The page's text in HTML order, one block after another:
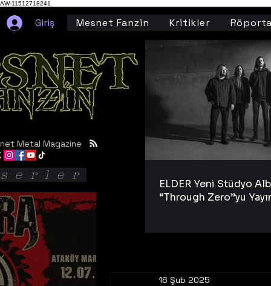
AW-11512718241
Giriş Mesnet Fanzin Kritikler
16 Şub 2025
Metal Magazine
ELDER Yeni Stüdyo
“Through Zero”yu